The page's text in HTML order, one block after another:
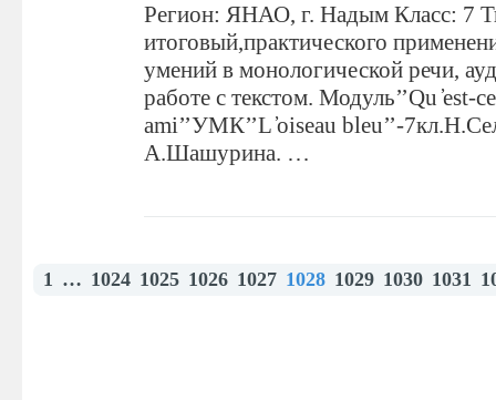
Регион: ЯНАО, г. Надым Класс: 7
итоговый,практического
умений в монологической речи,
работе с текстом. Модуль’’Qu ̓est-
ami’’УМК’’L ̓oiseau bleu’’-
А.Шашурина. …
1 … 1024 1025 1026 1027 1028 1029 1030 1031